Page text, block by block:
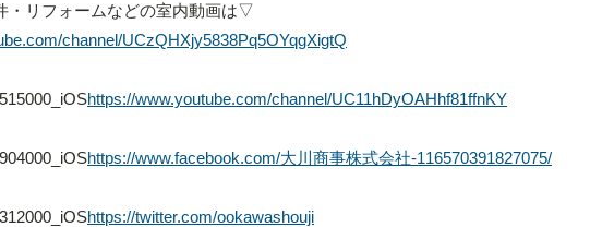
・リフォームなどの室内動画は▽
channel/UCzQHXjy5838Pq5OYqgXigtQ
https://www.youtube.com/channel/UC11hDyOAHhf81ffnKY
https://www.facebook.com/大川商事株式会社-116570391827075/
https://twitter.com/ookawashouji